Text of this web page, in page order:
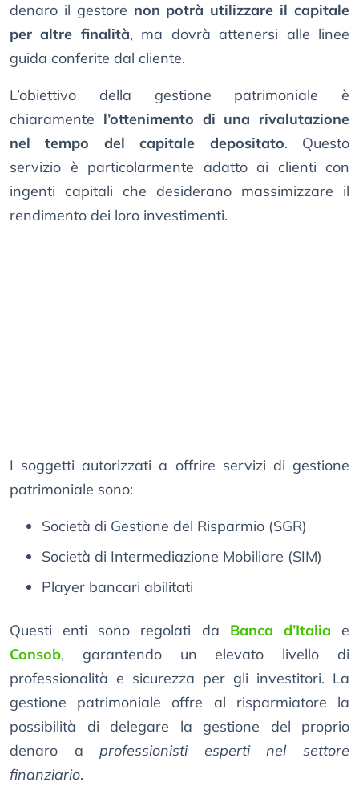
denaro il gestore non potrà utilizzare il capitale
per altre finalità, ma dovrà attenersi alle linee
guida conferite dal cliente.
L’obiettivo della gestione patrimoniale è
chiaramente l’ottenimento di una rivalutazione
nel tempo del capitale depositato. Questo
servizio è particolarmente adatto ai clienti con
ingenti capitali che desiderano massimizzare il
rendimento dei loro investimenti.
I soggetti autorizzati a offrire servizi di gestione
patrimoniale sono:
Società di Gestione del Risparmio (SGR)
Società di Intermediazione Mobiliare (SIM)
Player bancari abilitati
Questi enti sono regolati da Banca d’Italia e
Consob, garantendo un elevato livello di
professionalità e sicurezza per gli investitori. La
gestione patrimoniale offre al risparmiatore la
possibilità di delegare la gestione del proprio
denaro aprofessionisti esperti nel settore
finanziario.